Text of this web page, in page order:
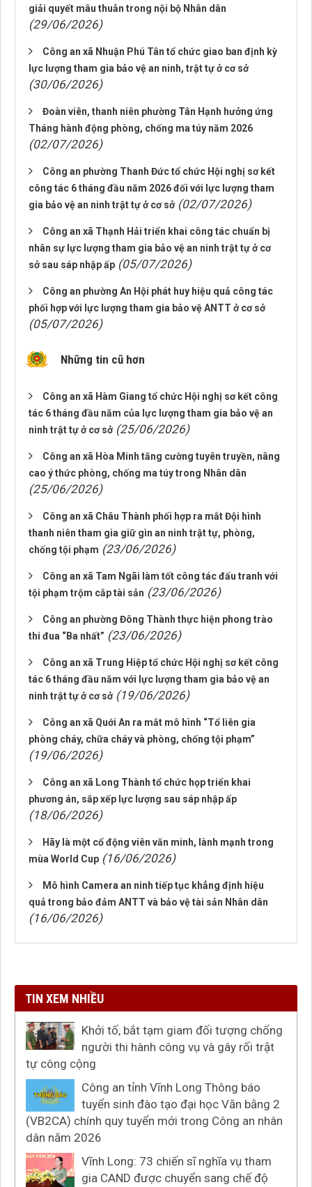
giải quyết mâu thuẫn trong nội bộ Nhân dân
(29/06/2026)
Công an xã Nhuận Phú Tân tổ chức giao ban định kỳ
lực lượng tham gia bảo vệ an ninh, trật tự ở cơ sở
(30/06/2026)
Đoàn viên, thanh niên phường Tân Hạnh hưởng ứng
Tháng hành động phòng, chống ma túy năm 2026
(02/07/2026)
Công an phường Thanh Đức tổ chức Hội nghị sơ kết
công tác 6 tháng đầu năm 2026 đối với lực lượng tham
gia bảo vệ an ninh trật tự ở cơ sở (02/07/2026)
Công an xã Thạnh Hải triển khai công tác chuẩn bị
nhân sự lực lượng tham gia bảo vệ an ninh trật tự ở cơ
sở sau sáp nhập ấp (05/07/2026)
Công an phường An Hội phát huy hiệu quả công tác
phối hợp với lực lượng tham gia bảo vệ ANTT ở cơ sở
(05/07/2026)
Những tin cũ hơn
Công an xã Hàm Giang tổ chức Hội nghị sơ kết công
tác 6 tháng đầu năm của lực lượng tham gia bảo vệ an
ninh trật tự ở cơ sở (25/06/2026)
Công an xã Hòa Minh tăng cường tuyên truyền, nâng
cao ý thức phòng, chống ma túy trong Nhân dân
(25/06/2026)
Công an xã Châu Thành phối hợp ra mắt Đội hình
thanh niên tham gia giữ gìn an ninh trật tự, phòng,
chống tội phạm (23/06/2026)
Công an xã Tam Ngãi làm tốt công tác đấu tranh với
tội phạm trộm cắp tài sản (23/06/2026)
Công an phường Đông Thành thực hiện phong trào
thi đua “Ba nhất” (23/06/2026)
Công an xã Trung Hiệp tổ chức Hội nghị sơ kết công
tác 6 tháng đầu năm với lực lượng tham gia bảo vệ an
ninh trật tự ở cơ sở (19/06/2026)
Công an xã Quới An ra mắt mô hình “Tổ liên gia
phòng cháy, chữa cháy và phòng, chống tội phạm”
(19/06/2026)
Công an xã Long Thành tổ chức họp triển khai
phương án, sắp xếp lực lượng sau sáp nhập ấp
(18/06/2026)
Hãy là một cổ động viên văn minh, lành mạnh trong
mùa World Cup (16/06/2026)
Mô hình Camera an ninh tiếp tục khẳng định hiệu
quả trong bảo đảm ANTT và bảo vệ tài sản Nhân dân
(16/06/2026)
TIN XEM NHIỀU
Khởi tố, bắt tạm giam đối tượng chống
người thi hành công vụ và gây rối trật
tự công cộng
Công an tỉnh Vĩnh Long Thông báo
tuyển sinh đào tạo đại học Văn bằng 2
(VB2CA) chính quy tuyển mới trong Công an nhân
dân năm 2026
Vĩnh Long: 73 chiến sĩ nghĩa vụ tham
gia CAND được chuyển sang chế độ